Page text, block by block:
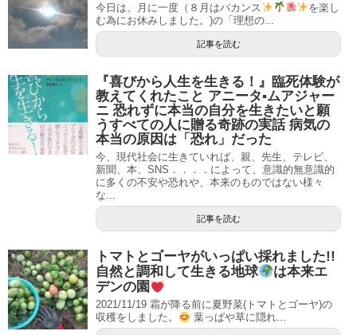
今日は、月に一度（８月はバカンス
を楽し
む為にお休みしました。)の「理想の...
記事を読む
『喜びから人生を生きる！』臨死体験が
教えてくれたこと アニータ▪ムアジャー
ニ 恐れずに本当の自分を生きたいと願
うすべての人に贈る奇跡の実話 病気の
本当の原因は「恐れ」だった
今、現代社会に生きていれば、親、先生、テレビ、
新聞、本、SNS．．．．によって、意識的無意識的
に多くの不安や恐れや、本来のものではない様々
な...
記事を読む
トマトとゴーヤがいっぱい採れました!!
自然と調和して生きる地球
は本来エ
デンの園
2021/11/19 霜が降る前に夏野菜(トマトとゴーヤ)の
収穫をしました。
葉っぱや草に隠れ...